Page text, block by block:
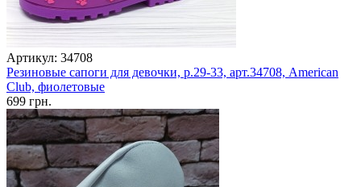
Артикул: 34708
Резиновые сапоги для девочки, р.29-33, арт.34708, American
Club, фиолетовые
699 грн.